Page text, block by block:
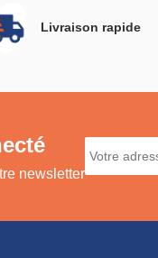
Livraison rapide
newsletter